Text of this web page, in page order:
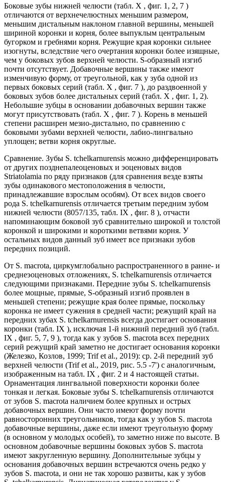
Боковые зубы нижней челюсти (табл. X , фиг. 1, 2, 7 )
отличаются от верхнечелюстных меньшим размером,
меньшим дистальным наклоном главной вершины, меньшей
шириной коронки и корня, более выпуклым центральным
бугорком и гребнями корня. Режущие края коронки сильнее
изогнуты, вследствие чего очертания коронки более изящные,
чем у боковых зубов верхней челюсти. S-образный изгиб
почти отсутствует. Добавочные вершины также имеют
изменчивую форму, от треугольной, как у зуба одной из
первых боковых серий (табл. X , фиг. 7 ), до раздвоенной у
боковых зубов более дистальных серий (табл. X , фиг. 1, 2).
Небольшие зубцы в основании добавочных вершин также
могут присутствовать (табл. X , фиг. 7 ). Корень в меньшей
степени расширен мезио-дистально, по сравнению с
боковыми зубами верхней челюсти, лабио-лингвально
уплощен; ветви корня округлые.
Сравнение. Зубы S. tchelkarnurensis можно дифференцировать
от других позднепалеоценовых и эоценовых видов
Striatolamia по ряду признаков (для сравнения везде взяты
зубы одинакового местоположения в челюсти,
принадлежавшие взрослым особям). От всех видов своего
рода S. tchelkarnurensis отличается третьим передним зубом
нижней челюсти (8057/135, табл. IX , фиг. 8 ), отчасти
напоминающим боковой зуб сравнительно широкой и толстой
коронкой и широкими и короткими ветвями корня. У
остальных видов данный зуб имеет все признаки зубов
передних позиций.
От S. macrota, циркумглобально распространенного в ранне- и
среднеэоценовых отложениях, S. tchelkarnurensis отличается
следующими признаками. Передние зубы S. tchelkarnurensis
более мощные, прямые, S-образный изгиб проявлен в
меньшей степени; режущие края более прямые, поскольку
коронка не имеет сужения в средней части; режущий край на
передних зубах S. tchelkarnurensis всегда достигает основания
коронки (табл. IX ), исключая 1-й нижний передний зуб (табл.
IX , фиг. 5, 7, 9 ), тогда как у зубов S. macrota всех передних
серий режущий край заметно не достигает основания коронки
(Железко, Козлов, 1999; Trif et al., 2019): ср. 2-й передний зуб
верхней челюсти (Trif et al., 2019, рис. 5.5 -7') с аналогичным,
изображенным на табл. IX , фиг. 2 и 4 настоящей статьи.
Орнаментация лингвальной поверхности коронки более
тонкая и легкая. Боковые зубы S. tchelkarnurensis отличаются
от зубов S. macrota наличием более крупных и острых
добавочных вершин. Они часто имеют форму почти
равносторонних треугольников, тогда как у зубов S. macrota
добавочные вершины, даже если имеют треугольную форму
(в основном у молодых особей), то заметно ниже по высоте. В
основном добавочные вершины боковых зубов S. macrota
имеют закругленную вершину. Дополнительные зубцы у
основания добавочных вершин встречаются очень редко у
зубов S. macrota, и они не так хорошо развиты, как у зубов